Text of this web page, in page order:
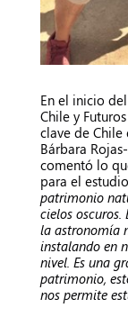
En el inicio
Chile y
clave de
Bárbara
comentó lo
para el
patrimonio
cielos oscuros.
la astronomía
instalando en
nivel. Es una
patrimonio,
nos permite